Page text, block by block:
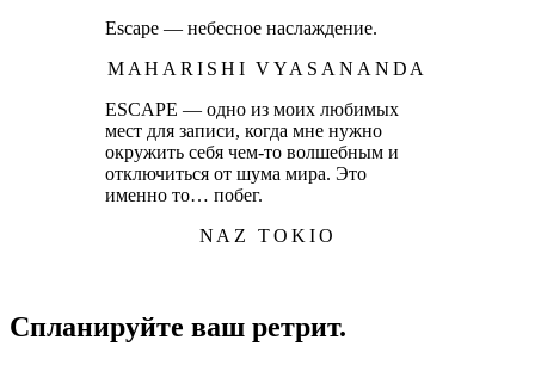
Escape — небесное наслаждение.
MAHARISHI VYASANANDA
ESCAPE — одно из моих любимых
мест для записи, когда мне нужно
окружить себя чем-то волшебным и
отключиться от шума мира. Это
именно то… побег.
NAZ TOKIO
Спланируйте ваш ретрит.